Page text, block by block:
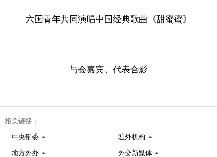
六国青年共同演唱中国经典歌曲《甜蜜蜜》
与会嘉宾、代表合影
相关链接：
中央部委 驻外机构
地方外办 外交新媒体